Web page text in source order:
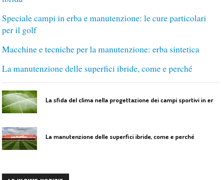
Speciale campi in erba e manutenzione: le cure particolari
per il golf
Macchine e tecniche per la manutenzione: erba sintetica
La manutenzione delle superfici ibride, come e perché
La manutenzione delle superfici ibride, come e perché